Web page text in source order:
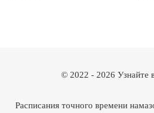
© 2022 - 2026 Узнайте
Расписания точного времени